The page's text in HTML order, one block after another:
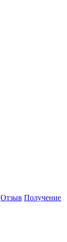
Отзыв Получение